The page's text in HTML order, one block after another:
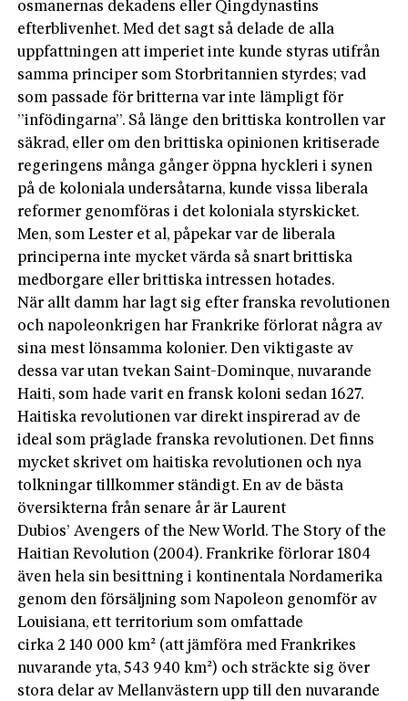
osmanernas dekadens eller Qingdynastins
efterblivenhet. Med det sagt så delade de alla
uppfattningen att imperiet inte kunde styras utifrån
samma principer som Storbritannien styrdes; vad
som passade för britterna var inte lämpligt för
”infödingarna”. Så länge den brittiska kontrollen var
säkrad, eller om den brittiska opinionen kritiserade
regeringens många gånger öppna hyckleri i synen
på de koloniala undersåtarna, kunde vissa liberala
reformer genomföras i det koloniala styrskicket.
Men, som Lester et al, påpekar var de liberala
principerna inte mycket värda så snart brittiska
medborgare eller brittiska intressen hotades.
När allt damm har lagt sig efter frans­ka revolutionen
och napoleonkrigen har Frankrike förlorat några av
sina mest lönsamma kolonier. Den viktigaste av
dessa var utan tvekan Saint-Dominque,­ nuvarande
Haiti, som hade varit en fransk koloni sedan 1627.
Haitiska revolutionen var direkt inspirerad av de
ideal­ som präglade franska revolutionen. Det finns
mycket skrivet om haitiska revolutionen och nya
tolkningar tillkommer ständigt. En av de bästa
översikterna från senare år är Laurent
Dubios’ Avengers of the New World. The Story of the
Haitian Revolution (2004). Frankrike förlorar 1804
även hela sin besittning i kontinentala Nordamerika
genom den försäljning som Napoleon­ genomför av
Louisiana, ett territorium som omfattade
cirka 2 140 000 km² (att jämföra med Frankrikes
nuvarande yta, 543 940 km²) och sträckte sig över
stora delar av Mellanvästern upp till den nuvarande